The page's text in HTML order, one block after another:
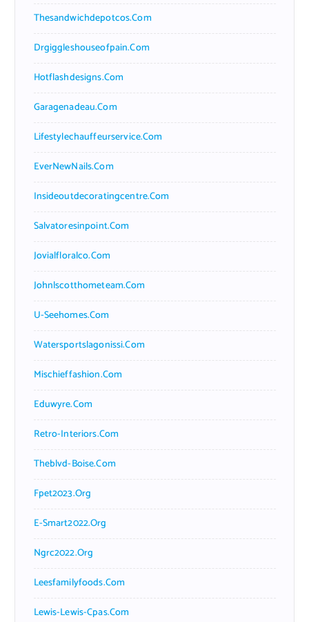
Thesandwichdepotcos.com
Drgiggleshouseofpain.com
Hotflashdesigns.com
Garagenadeau.com
Lifestylechauffeurservice.com
EverNewNails.com
Insideoutdecoratingcentre.com
Salvatoresinpoint.com
Jovialfloralco.com
Johnlscotthometeam.com
U-Seehomes.com
Watersportslagonissi.com
Mischieffashion.com
Eduwyre.com
Retro-Interiors.com
Theblvd-Boise.com
Fpet2023.org
E-Smart2022.org
Ngrc2022.org
Leesfamilyfoods.com
Lewis-Lewis-Cpas.com